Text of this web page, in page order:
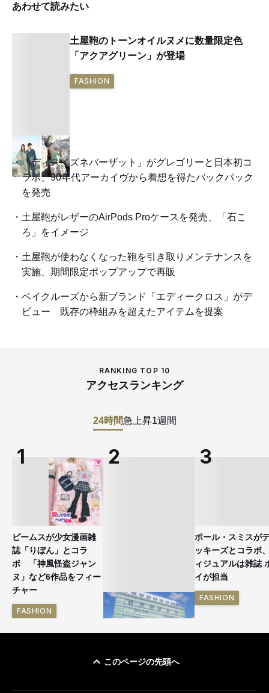
あわせて読みたい
土屋鞄のトーンオイルヌメに数量限定色
「アクアグリーン」が登場
FASHION
「ディスイズネバーザット」がグレゴリーと日本初コ
ラボ、90年代アーカイヴから着想を得たバックパック
を発売
土屋鞄がレザーのAirPods Proケースを発売、「石こ
ろ」をイメージ
土屋鞄が使わなくなった鞄を引き取りメンテナンスを
実施、期間限定ポップアップで再販
ベイクルーズから新ブランド「エディークロス」がデ
ビュー 既存の枠組みを超えたアイテムを提案
RANKING TOP 10
アクセスランキング
24時間急上昇1週間
ビームスが少女漫画雑
誌「りぼん」とコラ
ボ 「神風怪盗ジャン
ヌ」など6作品をフィー
チャー
FASHION
ポール・スミスが
ッキーズとコラボ
ィジュアルは雑誌
イが担当
FASHION
このページの先頭へ